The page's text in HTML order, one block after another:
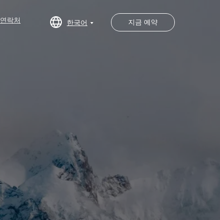
지금 예약
연락처 한국어
연락처 지금 예약
한국어